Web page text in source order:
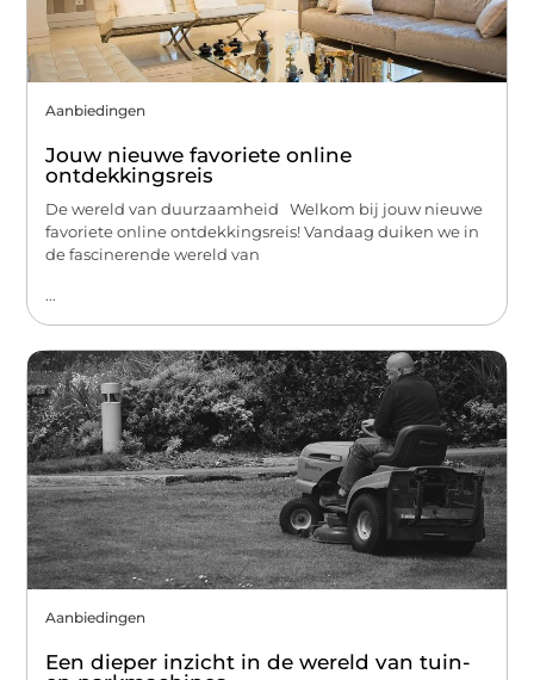
Aanbiedingen
Jouw nieuwe favoriete online
ontdekkingsreis
De wereld van duurzaamheid Welkom bij jouw nieuwe
favoriete online ontdekkingsreis! Vandaag duiken we in
de fascinerende wereld van
...
Aanbiedingen
Een dieper inzicht in de wereld van tuin-